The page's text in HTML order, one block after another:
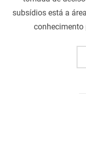
subsídios está a